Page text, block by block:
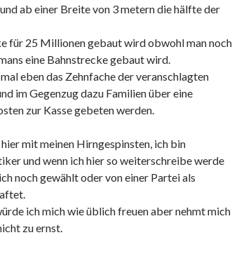
ab einer Breite von 3 metern die hälfte der
für 25 Millionen gebaut wird obwohl man noch
eine Bahnstrecke gebaut wird.
eben das Zehnfache der veranschlagten
im Gegenzug dazu Familien über eine
zur Kasse gebeten werden.
mit meinen Hirngespinsten, ich bin
und wenn ich hier so weiterschreibe werde
noch gewählt oder von einer Partei als
ich mich wie üblich freuen aber nehmt mich
zu ernst.